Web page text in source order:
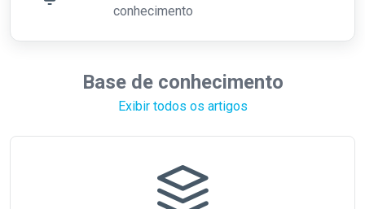
conhecimento
Base de conhecimento
Exibir todos os artigos